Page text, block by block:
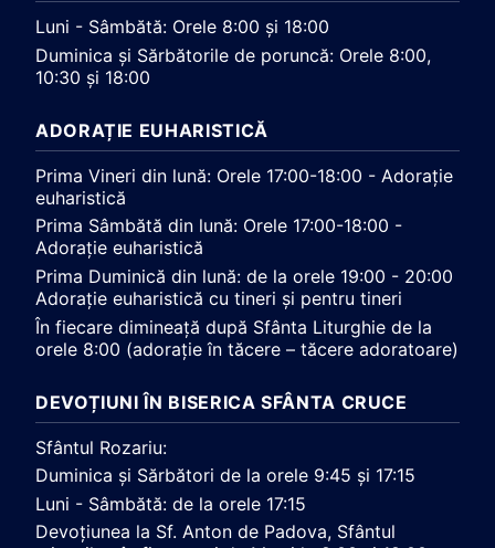
Luni - Sâmbătă: Orele 8:00 și 18:00
Duminica și Sărbătorile de poruncă: Orele 8:00,
10:30 și 18:00
ADORAȚIE EUHARISTICĂ
Prima Vineri din lună: Orele 17:00-18:00 - Adorație
euharistică
Prima Sâmbătă din lună: Orele 17:00-18:00 -
Adorație euharistică
Prima Duminică din lună: de la orele 19:00 - 20:00
Adorație euharistică cu tineri și pentru tineri
În fiecare dimineață după Sfânta Liturghie de la
orele 8:00 (adorație în tăcere – tăcere adoratoare)
DEVOȚIUNI ÎN BISERICA SFÂNTA CRUCE
Sfântul Rozariu:
Duminica și Sărbători de la orele 9:45 și 17:15
Luni - Sâmbătă: de la orele 17:15
Devoțiunea la Sf. Anton de Padova, Sfântul